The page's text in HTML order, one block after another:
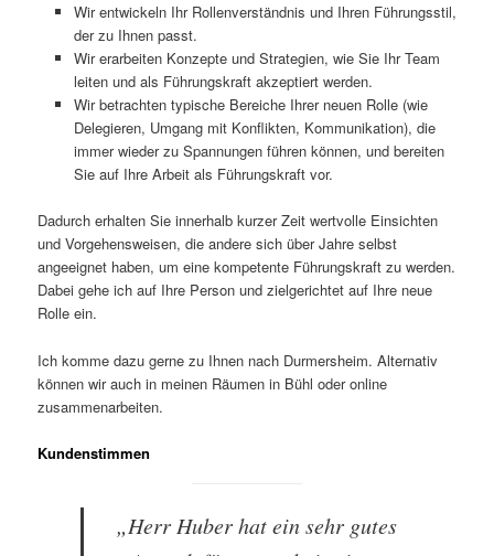
Wir entwickeln Ihr Rollenverständnis und Ihren Führungsstil,
der zu Ihnen passt.
Wir erarbeiten Konzepte und Strategien, wie Sie Ihr Team
leiten und als Führungskraft akzeptiert werden.
Wir betrachten typische Bereiche Ihrer neuen Rolle (wie
Delegieren, Umgang mit Konflikten, Kommunikation), die
immer wieder zu Spannungen führen können, und bereiten
Sie auf Ihre Arbeit als Führungskraft vor.
Dadurch erhalten Sie innerhalb kurzer Zeit wertvolle Einsichten
und Vorgehensweisen, die andere sich über Jahre selbst
angeeignet haben, um eine kompetente Führungskraft zu werden.
Dabei gehe ich auf Ihre Person und zielgerichtet auf Ihre neue
Rolle ein.
Ich komme dazu gerne zu Ihnen nach Durmersheim. Alternativ
können wir auch in meinen Räumen in Bühl oder online
zusammenarbeiten.
Kundenstimmen
„Herr Huber hat ein sehr gutes